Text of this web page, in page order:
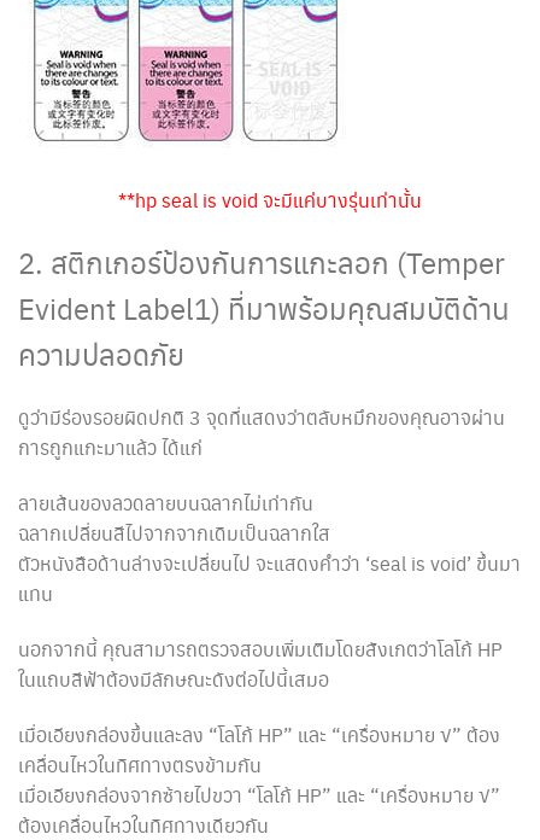
**hp seal is void จะมีแค่บางรุ่นเท่านั้น
2. สติกเกอร์ป้องกันการแกะลอก (Temper
Evident Label1) ที่มาพร้อมคุณสมบัติด้าน
ความปลอดภัย
ดูว่ามีร่องรอยผิดปกติ 3 จุดที่แสดงว่าตลับหมึกของคุณอาจผ่าน
การถูกแกะมาแล้ว ได้แก่
ลายเส้นของลวดลายบนฉลากไม่เท่ากัน
ฉลากเปลี่ยนสีไปจากจากเดิมเป็นฉลากใส
ตัวหนังสือด้านล่างจะเปลี่ยนไป จะแสดงคำว่า ‘seal is void’ ขึ้นมา
แทน
นอกจากนี้ คุณสามารถตรวจสอบเพิ่มเติมโดยสังเกตว่าโลโก้ HP
ในแถบสีฟ้าต้องมีลักษณะดังต่อไปนี้เสมอ
เมื่อเอียงกล่องขึ้นและลง “โลโก้ HP” และ “เครื่องหมาย √” ต้อง
เคลื่อนไหวในทิศทางตรงข้ามกัน
เมื่อเอียงกล่องจากซ้ายไปขวา “โลโก้ HP” และ “เครื่องหมาย √”
ต้องเคลื่อนไหวในทิศทางเดียวกัน